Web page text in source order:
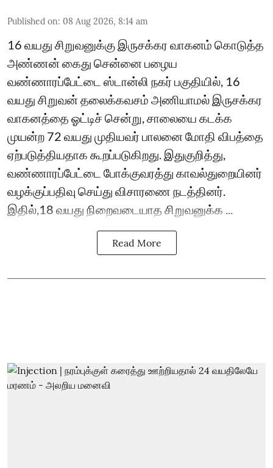
Published on: 08 Aug 2026, 8:14 am
16 வயது சிறுவனுக்கு இருசக்கர வாகனம் கொடுத்த
அண்ணன் கைது சென்னை பழைய
வண்ணாரப்பேட்டை ஸ்டான்லி நகர் பகுதியில், 16
வயது சிறுவன் தலைக்கவசம் அணியாமல் இருசக்கர
வாகனத்தை ஓட்டிச் சென்று, சாலையை கடக்க
முயன்ற 72 வயது முதியவர் பாலனை மோதி விபத்தை
ஏற்படுத்தியதாக கூறப்படுகிறது. இதுகுறித்து,
வண்ணாரப்பேட்டை போக்குவரத்து காவல்துறையினர்
வழக்குப்பதிவு செய்து விசாரணை நடத்தினர்.
இதில்,18 வயது நிறைவடையாத சிறுவனுக்க ...
Read More